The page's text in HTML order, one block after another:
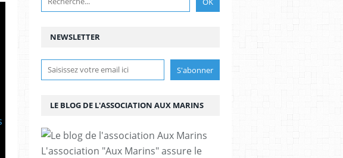
NEWSLETTER
LE BLOG DE L'ASSOCIATION AUX MARINS
L'association "Aux Marins" assure le